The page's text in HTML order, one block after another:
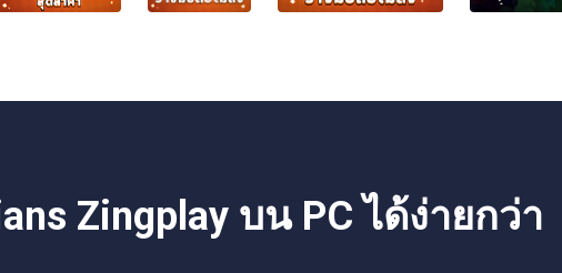
Zingplay บน PC ได้ง่ายกว่า